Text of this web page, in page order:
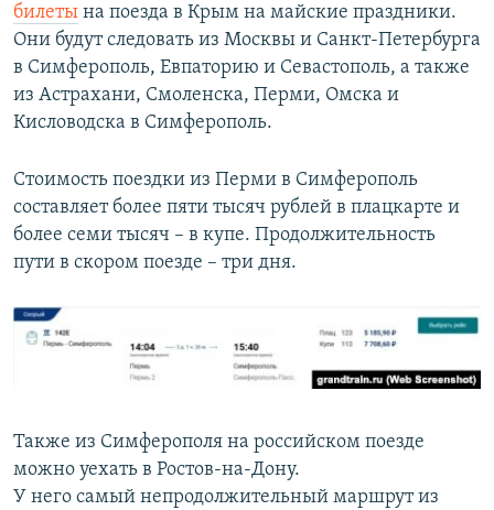
билеты на поезда в Крым на майские праздники.
Они будут следовать из Москвы и Санкт-Петербурга
в Симферополь, Евпаторию и Севастополь, а также
из Астрахани, Смоленска, Перми, Омска и
Кисловодска в Симферополь.
Стоимость поездки из Перми в Симферополь
составляет более пяти тысяч рублей в плацкарте и
более семи тысяч – в купе. Продолжительность
пути в скором поезде – три дня.
Также из Симферополя на российском поезде
можно уехать в Ростов-на-Дону.
У него самый непродолжительный маршрут из